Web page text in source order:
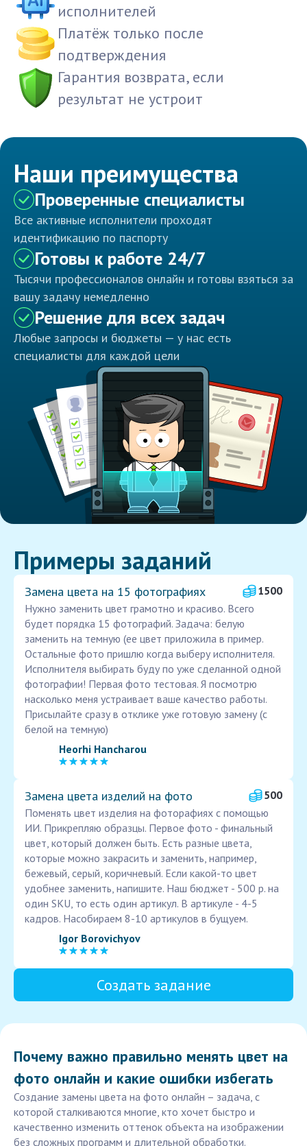
исполнителей
Платёж только после
подтверждения
Гарантия возврата, если
результат не устроит
Наши преимущества
Проверенные специалисты
Все активные исполнители проходят
идентификацию по паспорту
Готовы к работе 24/7
Тысячи профессионалов онлайн и готовы взяться за
вашу задачу немедленно
Решение для всех задач
Любые запросы и бюджеты — у нас есть
специалисты для каждой цели
Примеры заданий
Замена цвета на 15 фотографиях
1500
Нужно заменить цвет грамотно и красиво. Всего
будет порядка 15 фотографий. Задача: белую
заменить на темную (ее цвет приложила в пример.
Остальные фото пришлю когда выберу исполнителя.
Исполнителя выбирать буду по уже сделанной одной
фотографии! Первая фото тестовая. Я посмотрю
насколько меня устраивает ваше качество работы.
Присылайте сразу в отклике уже готовую замену (с
белой на темную)
Heorhi Hancharou
Замена цвета изделий на фото
500
Поменять цвет изделия на фоторафиях с помощью
ИИ. Прикрепляю образцы. Первое фото - финальный
цвет, который должен быть. Есть разные цвета,
которые можно закрасить и заменить, например,
бежевый, серый, коричневый. Если какой-то цвет
удобнее заменить, напишите. Наш бюджет - 500 р. на
один SKU, то есть один артикул. В артикуле - 4-5
кадров. Насобираем 8-10 артикулов в бущуем.
Igor Borovichyov
Создать задание
Почему важно правильно менять цвет на
фото онлайн и какие ошибки избегать
Создание замены цвета на фото онлайн – задача, с
которой сталкиваются многие, кто хочет быстро и
качественно изменить оттенок объекта на изображении
без сложных программ и длительной обработки.